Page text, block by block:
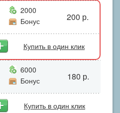
2000
Бонус
200 р.
Купить в один клик
6000
Бонус
180 р.
Купить в один клик